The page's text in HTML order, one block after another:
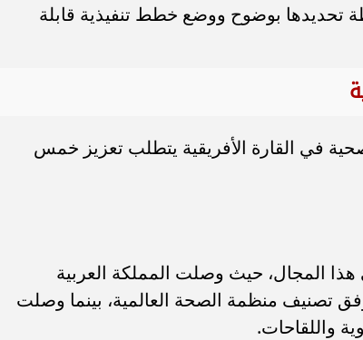
تحديدها بوضوح ووضع خطط تنفيذية قابلة
في القارة الأفريقية يتطلب تعزيز خمس
المجال، حيث وصلت المملكة العربية
تصنيف منظمة الصحة العالمية، بينما وصلت
واللقاحات.